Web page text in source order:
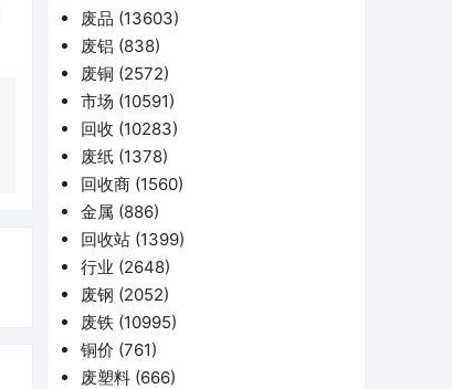
废品 (13603)
废铝 (838)
废铜 (2572)
市场 (10591)
回收 (10283)
废纸 (1378)
回收商 (1560)
金属 (886)
回收站 (1399)
行业 (2648)
废钢 (2052)
废铁 (10995)
铜价 (761)
废塑料 (666)